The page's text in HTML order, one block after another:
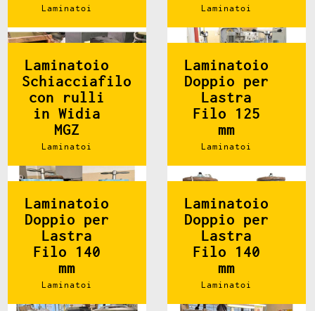
Laminatoi Laminatoi
Laminatoio
Schiacciafilo
con rulli
in Widia
MGZ
Laminatoi
Laminatoio
Doppio per
Lastra
Filo 125
mm
Laminatoi
Laminatoio
Doppio per
Lastra
Filo 140
mm
Laminatoi
Laminatoio
Doppio per
Lastra
Filo 140
mm
Laminatoi